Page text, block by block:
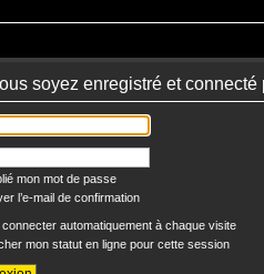
soyez enregistré et
mon mot de passe
l’e-mail de confirmation
connecter automatiquement à chaque visite
mon statut en ligne pour cette session